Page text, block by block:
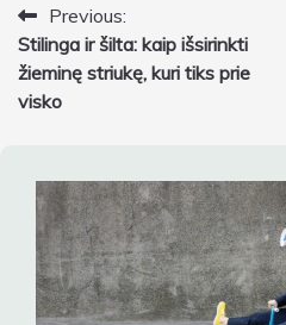
Navigacija
tarp
įrašų
Previous:
Stilinga ir šilta: kaip išsirinkti
žieminę striukę, kuri tiks prie
visko